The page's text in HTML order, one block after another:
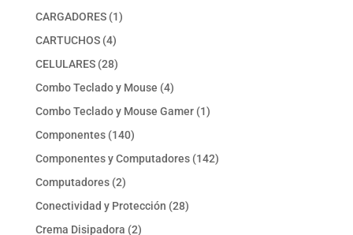
CARGADORES 11
CARTUCHOS 44
productos
CELULARES 2828
productos
Combo Teclado y Mouse 44
productos
Combo Teclado y Mouse Gamer 11
Componentes 140140
productos
Componentes y Computadores 142142
Computadores 22
productos
Conectividad y Protección 2828
Crema Disipadora 22